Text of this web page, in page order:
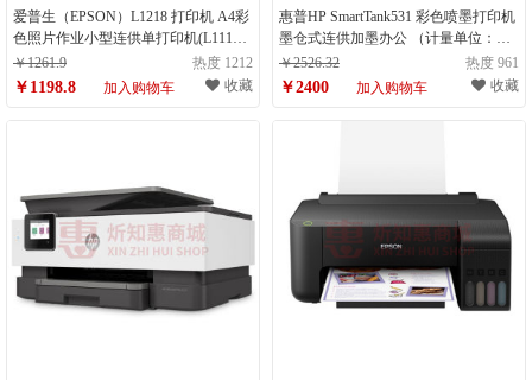
爱普生（EPSON）L1218 打印机 A4彩
色照片作业小型连供单打印机(L1118
升级型)（计量单位：台）
￥1261.9 热度 1212
￥1198.8 加入购物车 收藏
惠普HP SmartTank531 彩色喷墨打印机
墨仓式连供加墨办公 （计量单位：
台）
￥2526.32 热度 961
￥2400 加入购物车 收藏